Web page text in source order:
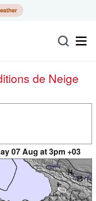
de Neige
07 Aug at 3pm +03